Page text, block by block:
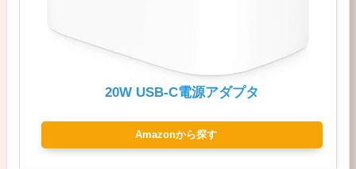
20W USB-C電源アダプタ
Amazonから探す